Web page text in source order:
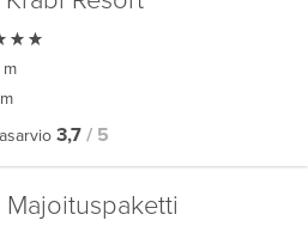
3,7 / 5